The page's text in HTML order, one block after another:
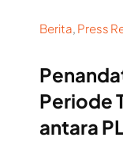
Berita Press
Periode
antara